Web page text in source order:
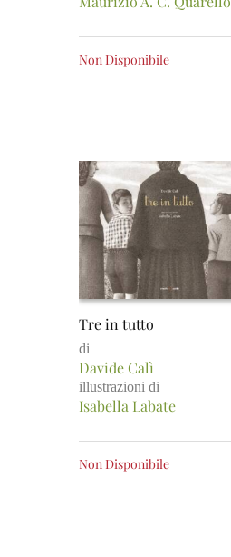
Non Disponibile
Tre in tutto
di
Davide Calì
illustrazioni di
Isabella Labate
Non Disponibile